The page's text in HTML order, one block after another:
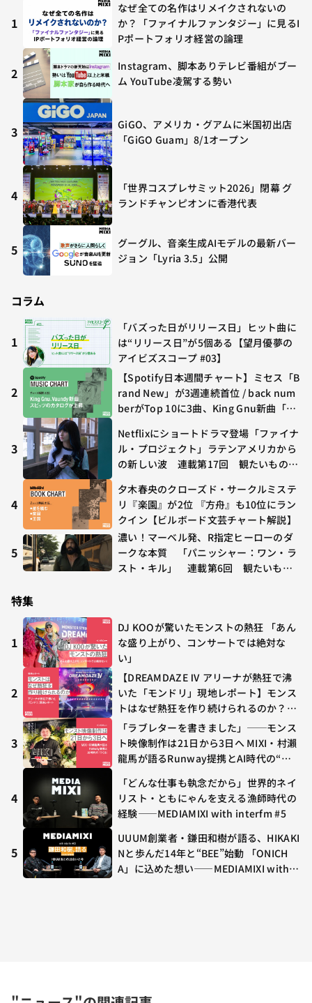
1
なぜ全ての名作はリメイクされないの
か？「ファイナルファンタジー」に見るI
Pポートフォリオ経営の論理
2
Instagram、脚本ありテレビ番組がブー
ム YouTube凌駕する勢い
3
GiGO、アメリカ・グアムに米国初出店
「GiGO Guam」8/1オープン
4
「世界コスプレサミット2026」閉幕 グ
ランドチャンピオンに香港代表
5
グーグル、音楽生成AIモデルの最新バー
ジョン「Lyria 3.5」公開
コラム
1
「バズった日がリリース日」ヒット曲に
は“リリース日”が5個ある【望月優夢の
アイビズスコープ #03】
2
【Spotify日本週間チャート】ミセス「B
rand New」が3週連続首位 / back num
berがTop 10に3曲、King Gnu新曲「G
年7/24〜7/30
3
Netflixにショートドラマ登場「ファイナ
ル・プロジェクト」ラテンアメリカから
の新しい波 連載第17回 観たいものが
4
夕木春央のクローズド・サークルミステ
リ『楽園』が2位 『方舟』も10位にラン
クイン【ビルボード文芸チャート解説】
5
濃い！マーベル発、R指定ヒーローのダ
ークな本質 「パニッシャー：ワン・ラ
スト・キル」 連載第6回 観たいもの
特集
1
DJ KOOが驚いたモンストの熱狂 「あん
な盛り上がり、コンサートでは絶対な
い」
2
【DREAMDAZE Ⅳ アリーナが熱狂で沸
いた「モンドリ」現地レポート】モンス
トはなぜ熱狂を作り続けられるのか？コ
ラボ初の“真獣神化”やDJ KOO、てつ
や、兎田ぺこら、壱百満天原サロメらも
集結
3
「ラブレターを書きました」──モンス
ト映像制作は21日から3日へ MIXI・村瀨
龍馬が語るRunway提携とAI時代の“つ
4
「どんな仕事も執念だから」世界的ネイ
リスト・ともにゃんを支える漁師時代の
経験——MEDIAMIXI with interfm #5
5
UUUM創業者・鎌田和樹が語る、HIKAKI
Nと歩んだ14年と“BEE”始動 「ONICH
A」に込めた想い——MEDIAMIXI with in